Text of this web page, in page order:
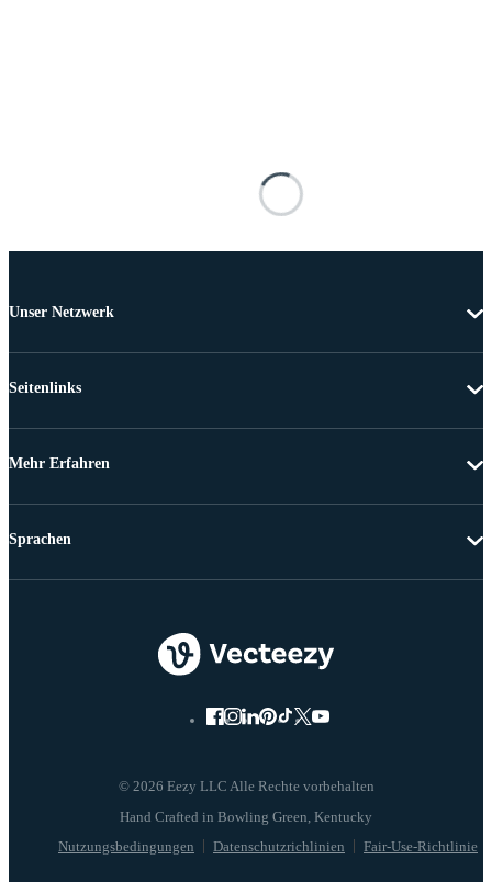
Unser Netzwerk
Seitenlinks
Mehr Erfahren
© 2026 Eezy LLC Alle Rechte vorbehalten
Nutzungsbedingungen Datenschutzrichlinien Fair-Use-Richtlinie
Sprachen